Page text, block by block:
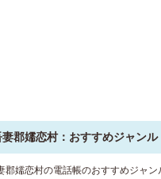
郡嬬恋村：おすすめジャンル
郡嬬恋村の電話帳のおすすめジャン